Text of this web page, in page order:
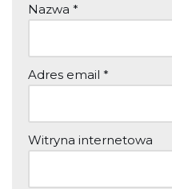
Nazwa *
Adres email *
Witryna internetowa